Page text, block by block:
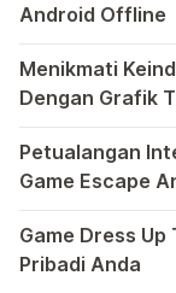
Android Offline
Ponsel pintar
Menikmati
Dengan Grafik
Semakin
Petualangan
Game Escape
Dalam dunia
Game Dress
Pribadi Anda